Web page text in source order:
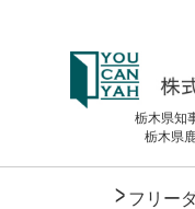
栃木県知
栃木県
フリー